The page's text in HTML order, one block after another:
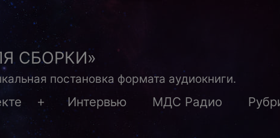
СБОРКИ»
постановка формата аудиокниги.
Открыть
меню
Интервью МДС Радио